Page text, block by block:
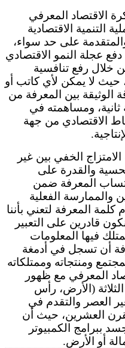
الاقتصاد المعرفي
التنمية الاقتصادية
على حد سواء،
عجلة النمو الاقتصادي
خلال رفع تنافسية
لا يمكن لأي كاتب أو
الوثيقة بين المعرفة من
ومساهمته في
الاقتصادي من جهة
الخفي بين غير
والقدرة على
المعرفة ضمن
والممارسة الفعلية
المعرفة لتعني بأننا
قادرين على التعبير
فيها المعلومات
أن تسجل في أدمغة
ومنتجاته وممتلكاته
المعرفي مع ظهور
(الأرض، رأس
العصر والتقدم في
العشرين، حيث أن
ببرامج الكمبيوتر
أو الأرض.